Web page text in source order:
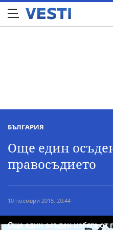
БЪЛГАРИЯ
Още един
правосъдието
10 ноември 2015, 20:44